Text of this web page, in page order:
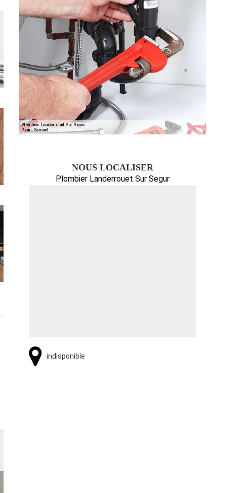
NOUS LOCALISER
Plombier Landerrouet Sur Segur
indisponible